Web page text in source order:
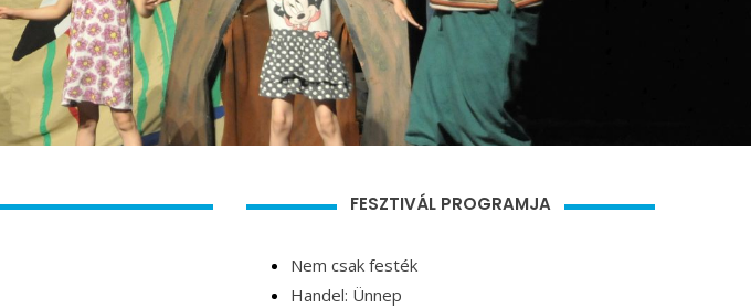
FESZTIVÁL PROGRAMJA
Nem csak festék
Handel: Ünnep